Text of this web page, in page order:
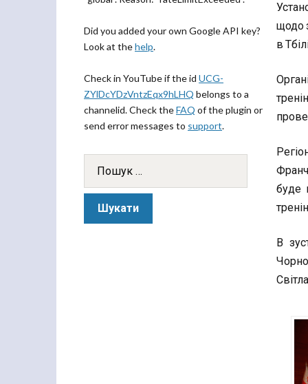
щодо
в
буде
В
Did you added your own Google API key?
Look at thehelp.
Check in YouTube if the id UCG-
ZYlDcYDzVntzEqx9hLHQ belongs to a
channelid. Check theFAQ of the plugin or
send error messages to support.